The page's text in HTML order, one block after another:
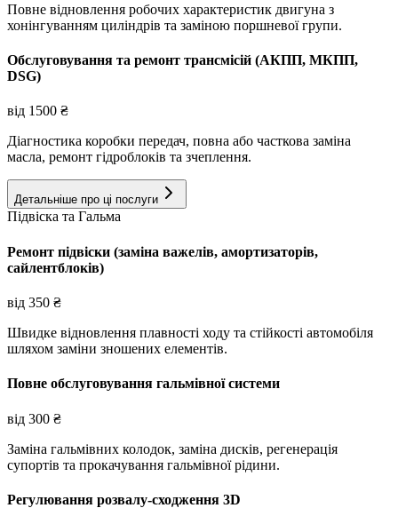
Повне відновлення робочих характеристик двигуна з
хонінгуванням циліндрів та заміною поршневої групи.
Обслуговування та ремонт трансмісій (АКПП, МКПП,
DSG)
від 1500 ₴
Діагностика коробки передач, повна або часткова заміна
масла, ремонт гідроблоків та зчеплення.
Детальніше про ці послуги
Підвіска та Гальма
Ремонт підвіски (заміна важелів, амортизаторів,
сайлентблоків)
від 350 ₴
Швидке відновлення плавності ходу та стійкості автомобіля
шляхом заміни зношених елементів.
Повне обслуговування гальмівної системи
від 300 ₴
Заміна гальмівних колодок, заміна дисків, регенерація
супортів та прокачування гальмівної рідини.
Регулювання розвалу-сходження 3D